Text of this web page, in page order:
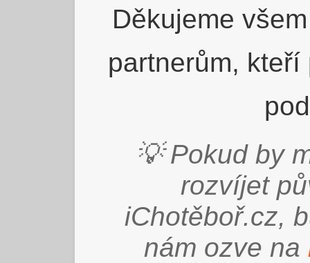
Děkujeme
partnerům,
💡 Pokud by
rozvíjet
iChotěboř.cz,
nám ozve na